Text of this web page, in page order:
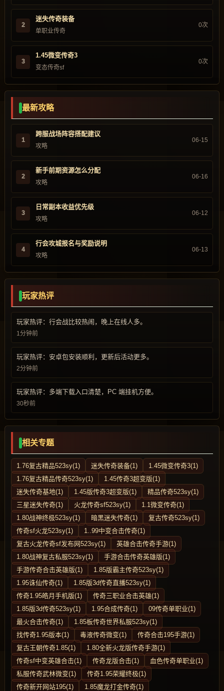
2
迷失传奇装备
单职业传奇
0次
3
1.45微变传奇3
变态传奇sf
0次
最新攻略
1
跨服战场阵容搭配建议
攻略
06-15
2
新手前期资源怎么分配
攻略
06-16
3
日常副本收益优先级
攻略
06-12
4
行会攻城报名与奖励说明
攻略
06-13
玩家热评
玩家热评：行会战比较热闹，晚上在线人多。
1分钟前
玩家热评：安卓包安装顺利，更新后活动更多。
2分钟前
玩家热评：多端下载入口清楚，PC 端挂机方便。
30秒前
相关专题
1.76复古精品523sy(1) 迷失传奇装备(1)
1.45微变传奇3(1)
1.76复古精品传奇523sy(1)
1.45传奇3超变版(1)
迷失传奇基地(1)
1.45版传奇3超变版(1)
精品传奇523sy(1)
三星迷失传奇(1)
火龙传奇sf523sy(1)
1.1微变传奇(1)
1.80战神终极523sy(1)
暗黑迷失传奇(1)
复古传奇523sy(1)
传奇sf火龙523sy(1)
1..99中变合击传奇(1)
复古火龙传奇sf发布网523sy(1)
英雄合击传奇手游(1)
1.80战神复古私服523sy(1)
手游合击传奇英雄版(1)
手游传奇合击英雄版(1)
1.85版霸主传奇523sy(1)
1.95诛仙传奇(1)
1.85版3d传奇直播523sy(1)
传奇1.95皓月手机版(1)
传奇三职业合击英雄(1)
1.85版3d传奇523sy(1)
1.95合成传奇(1)
09传奇单职业(1)
最火合击传奇(1)
1.85板传奇世界私服523sy(1)
找传奇1.95版本(1)
毒液传奇微变(1)
传奇合击195手游(1)
复古王朝传奇1.85(1)
1.80全新火龙版传奇手游(1)
传奇sf中变英雄合击(1)
传奇龙版合击(1)
血色传奇单职业(1)
私服传奇武林微变(1)
传奇1.95荣耀终极(1)
传奇新开网站195(1)
1.85魔龙打金传奇(1)